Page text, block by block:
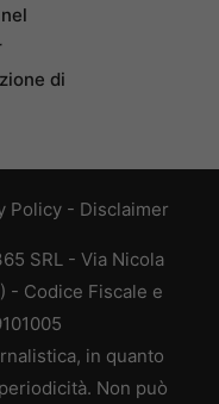
di
Policy - Disclaimer
SRL - Via Nicola
- Codice Fiscale e
in quanto
Non può